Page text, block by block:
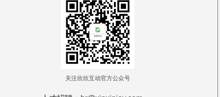
关注欣欣互动官方公众号